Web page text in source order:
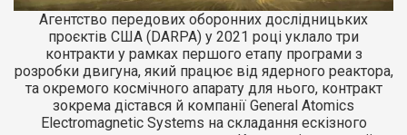
Агентство передових оборонних дослідницьких
проєктів США (DARPA) у 2021 році уклало три
контракти у рамках першого етапу програми з
розробки двигуна, який працює від ядерного реактора,
та окремого космічного апарату для нього, контракт
зокрема дістався й компанії General Atomics
Electromagnetic Systems на складання ескізного